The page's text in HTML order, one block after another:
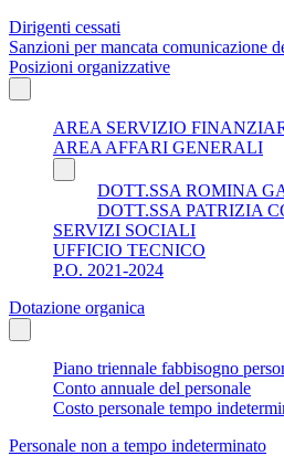
Dirigenti cessati
Sanzioni per mancata comunicazione
Posizioni organizzative
AREA SERVIZIO
AREA AFFARI GENERALI
DOTT.SSA ROMINA
DOTT.SSA PATRIZIA
SERVIZI SOCIALI
UFFICIO TECNICO
P.O. 2021-2024
Dotazione organica
Piano triennale fabbisogno
Conto annuale del personale
Costo personale tempo
Personale non a tempo indeterminato